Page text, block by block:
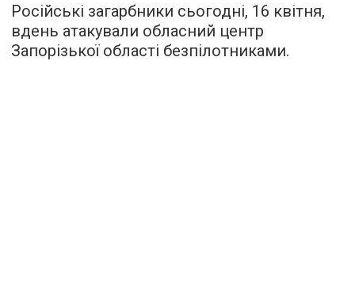
Російські загарбники сьогодні, 16 квітня,
вдень атакували обласний центр
Запорізької області безпілотниками.